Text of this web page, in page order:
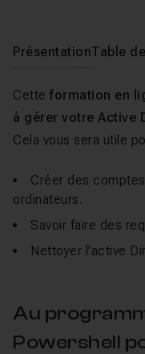
PrésentationTable
Cette formation en
à gérer votre Active
Cela vous sera utile
Créer des
ordinateurs.
Savoir faire des
Nettoyer l’active
Au
Powershell